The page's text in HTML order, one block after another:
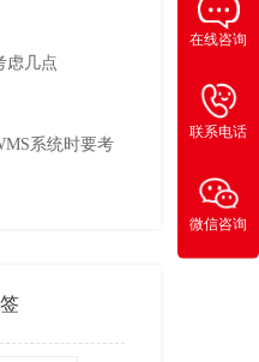
虑几点
系统时要考
在线咨询
联系电话
微信咨询